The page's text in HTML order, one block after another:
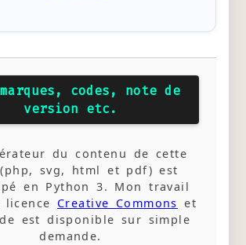
codes, note de
version etc.
du contenu de cette
svg, html et pdf) est
en Python 3. Mon travail
licence Creative Commons et
est disponible sur simple
demande.